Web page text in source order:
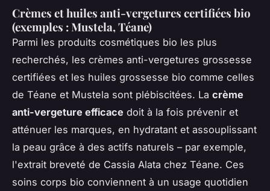
Crèmes et huiles anti-vergetures certifiées bio
(exemples : Mustela, Téane)
Parmi les produits cosmétiques bio les plus
recherchés, les crèmes anti-vergetures grossesse
certifiées et les huiles grossesse bio comme celles
de Téane et Mustela sont plébiscitées. La crème
anti-vergeture efficace doit à la fois prévenir et
atténuer les marques, en hydratant et assouplissant
la peau grâce à des actifs naturels – par exemple,
l'extrait breveté de Cassia Alata chez Téane. Ces
soins corps bio conviennent à un usage quotidien